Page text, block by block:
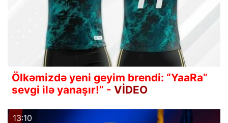
Ölkəmizdə yeni geyim brendi: “YaaRa”
sevgi ilə yanaşır!” - VİDEO
13:10